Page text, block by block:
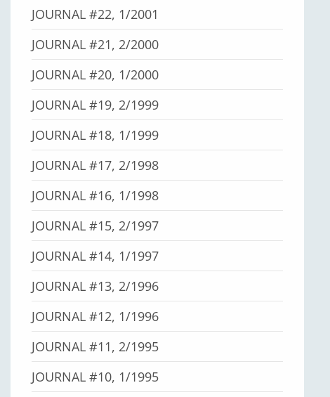
JOURNAL #22, 1/2001
JOURNAL #21, 2/2000
JOURNAL #20, 1/2000
JOURNAL #19, 2/1999
JOURNAL #18, 1/1999
JOURNAL #17, 2/1998
JOURNAL #16, 1/1998
JOURNAL #15, 2/1997
JOURNAL #14, 1/1997
JOURNAL #13, 2/1996
JOURNAL #12, 1/1996
JOURNAL #11, 2/1995
JOURNAL #10, 1/1995